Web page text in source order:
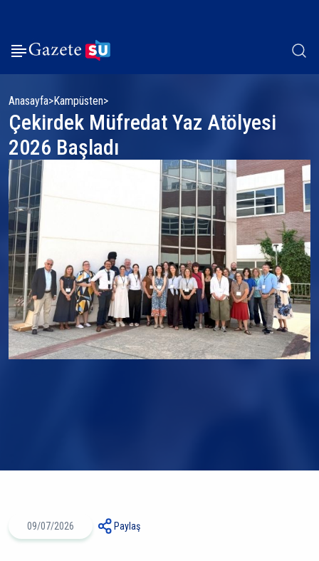
Anasayfa Kampüsten
Çekirdek Müfredat Yaz Atölyesi
2026 Başladı
09/07/2026 Paylaş